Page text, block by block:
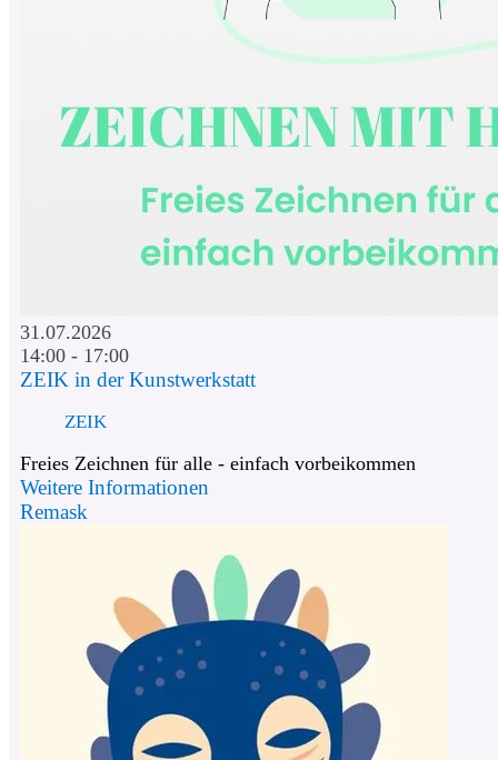
31.07.2026
14:00 - 17:00
ZEIK in der Kunstwerkstatt
ZEIK
Freies Zeichnen für alle - einfach vorbeikommen
Weitere Informationen
Remask